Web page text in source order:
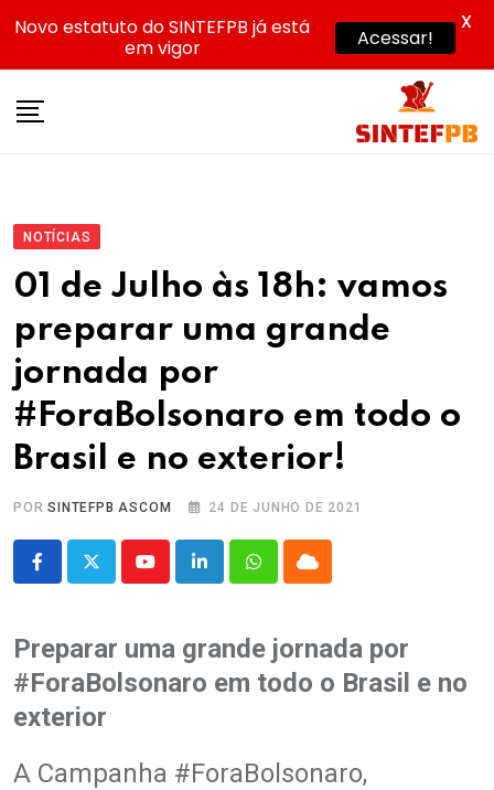
NOTÍCIAS
01 de Julho às 18h: vamos
preparar uma grande
jornada por
#ForaBolsonaro em todo o
Brasil e no exterior!
PORSINTEFPB ASCOM 24 DE JUNHO DE 2021
YoutubeLinkedInWhatsappCloud
Preparar uma grande jornada por
#ForaBolsonaro em todo o Brasil e no
exterior
A Campanha #ForaBolsonaro,
Novo estatuto do SINTEFPB já está
em vigor
Acessar!
X